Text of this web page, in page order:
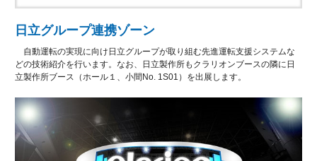
日立グループ連携ゾーン
自動運転の実現に向け日立グループが取り組む先進運転支援システムな
どの技術紹介を行います。なお、日立製作所もクラリオンブースの隣に日
立製作所ブース（ホール１、小間No. 1S01）を出展します。